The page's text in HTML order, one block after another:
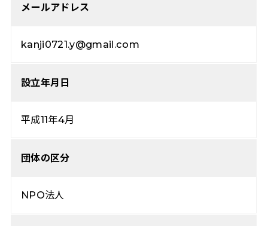
メールアドレス
kanji0721.y@gmail.com
設立年月日
平成11年4月
団体の区分
NPO法人